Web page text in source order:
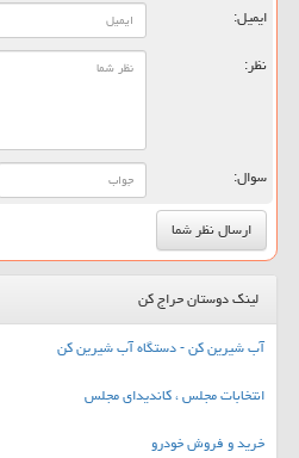
ایمیل:
نظر:
سوال:
لینک دوستان حراج کن
آب شیرین کن - دستگاه آب شیرین کن
انتخابات مجلس ، کاندیدای مجلس
خرید و فروش خودرو